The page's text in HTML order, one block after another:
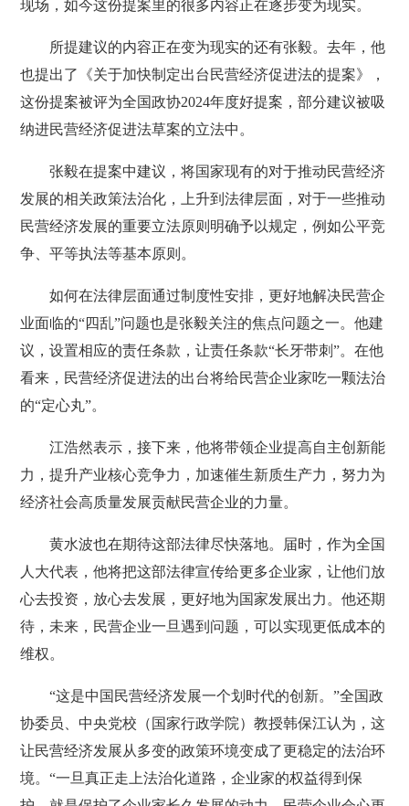
现场，如今这份提案里的很多内容正在逐步变为现实。
所提建议的内容正在变为现实的还有张毅。去年，他
也提出了《关于加快制定出台民营经济促进法的提案》，
这份提案被评为全国政协2024年度好提案，部分建议被吸
纳进民营经济促进法草案的立法中。
张毅在提案中建议，将国家现有的对于推动民营经济
发展的相关政策法治化，上升到法律层面，对于一些推动
民营经济发展的重要立法原则明确予以规定，例如公平竞
争、平等执法等基本原则。
如何在法律层面通过制度性安排，更好地解决民营企
业面临的“四乱”问题也是张毅关注的焦点问题之一。他建
议，设置相应的责任条款，让责任条款“长牙带刺”。在他
看来，民营经济促进法的出台将给民营企业家吃一颗法治
的“定心丸”。
江浩然表示，接下来，他将带领企业提高自主创新能
力，提升产业核心竞争力，加速催生新质生产力，努力为
经济社会高质量发展贡献民营企业的力量。
黄水波也在期待这部法律尽快落地。届时，作为全国
人大代表，他将把这部法律宣传给更多企业家，让他们放
心去投资，放心去发展，更好地为国家发展出力。他还期
待，未来，民营企业一旦遇到问题，可以实现更低成本的
维权。
“这是中国民营经济发展一个划时代的创新。”全国政
协委员、中央党校（国家行政学院）教授韩保江认为，这
让民营经济发展从多变的政策环境变成了更稳定的法治环
境。“一旦真正走上法治化道路，企业家的权益得到保